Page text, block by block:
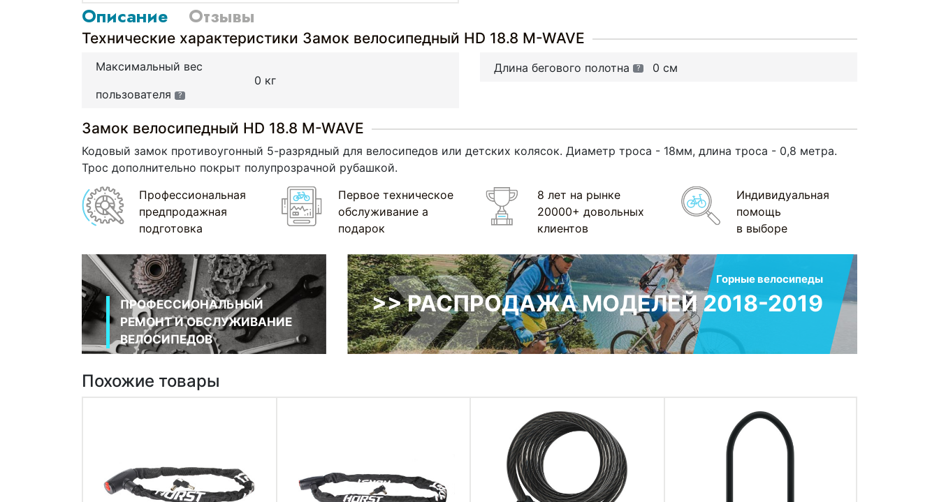
Описание Отзывы
Технические характеристики Замок велосипедный HD 18.8 M-WAVE
Максимальный вес
пользователя
?
0 кг
Длина бегового полотна ? 0 см
Замок велосипедный HD 18.8 M-WAVE
Кодовый замок противоугонный 5-разрядный для велосипедов или детских колясок. Диаметр троса - 18мм, длина троса - 0,8 метра.
Трос дополнительно покрыт полупрозрачной рубашкой.
Профессиональная
предпродажная
подготовка
Первое техническое
обслуживание а
подарок
8 лет на рынке
20000+ довольных
клиентов
Индивидуальная
помощь
в выборе
ПРОФЕССИОНАЛЬНЫЙ
РЕМОНТ И ОБСЛУЖИВАНИЕ
ВЕЛОСИПЕДОВ
Горные велосипеды
>> РАСПРОДАЖА МОДЕЛЕЙ 2018-2019
Похожие товары